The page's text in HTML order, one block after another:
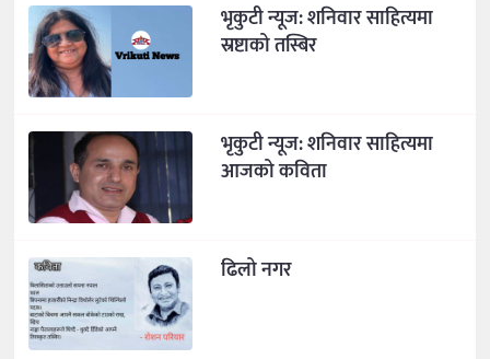
भृकुटी न्यूज: शनिवार साहित्यमा
स्रष्टाको तस्बिर
भृकुटी न्यूज: शनिवार साहित्यमा
आजको कविता
ढिलो नगर